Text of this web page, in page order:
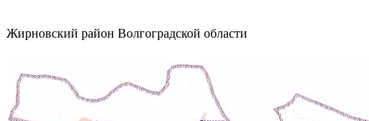
Жирновский район Волгоградской области